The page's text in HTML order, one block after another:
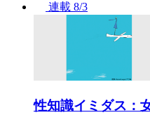
連載 8/3
性知識イミダス：